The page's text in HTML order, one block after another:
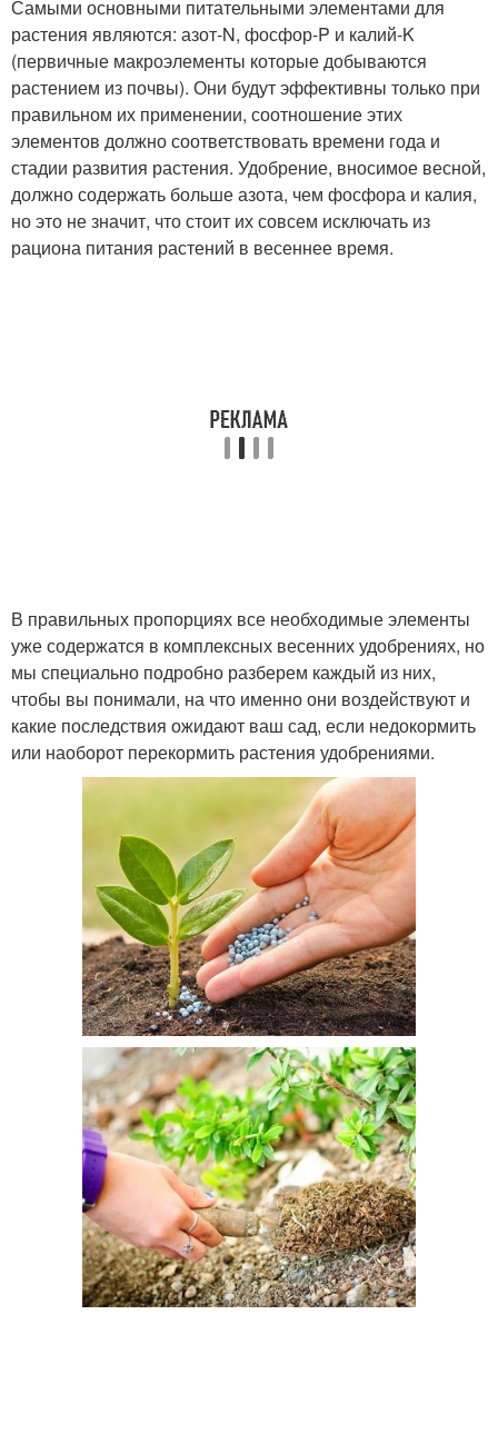
Самыми основными питательными элементами для
растения являются: азот-N, фосфор-P и калий-K
(первичные макроэлементы которые добываются
растением из почвы). Они будут эффективны только при
правильном их применении, соотношение этих
элементов должно соответствовать времени года и
стадии развития растения. Удобрение, вносимое весной,
должно содержать больше азота, чем фосфора и калия,
но это не значит, что стоит их совсем исключать из
рациона питания растений в весеннее время.
В правильных пропорциях все необходимые элементы
уже содержатся в комплексных весенних удобрениях, но
мы специально подробно разберем каждый из них,
чтобы вы понимали, на что именно они воздействуют и
какие последствия ожидают ваш сад, если недокормить
или наоборот перекормить растения удобрениями.